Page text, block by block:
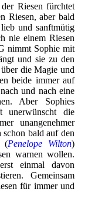
Riesen fürchtet
Riesen, aber bald
und sanftmütig
nie einem Riesen
nimmt Sophie mit
und sie zu den
die Magie und
beide immer auf
und nach eine
Aber Sophies
unerwünscht die
unangenehmer
bald auf den
(Penelope Wilton)
warnen wollen.
einmal davon
Gemeinsam
für immer und